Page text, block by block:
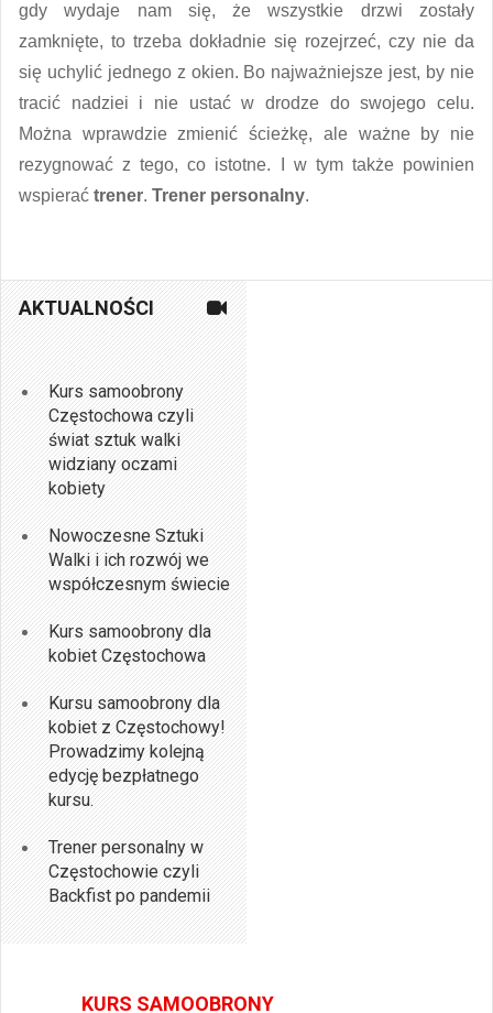
gdy wydaje nam się, że wszystkie drzwi zostały
zamknięte, to trzeba dokładnie się rozejrzeć, czy nie da
się uchylić jednego z okien. Bo najważniejsze jest, by nie
tracić nadziei i nie ustać w drodze do swojego celu.
Można wprawdzie zmienić ścieżkę, ale ważne by nie
rezygnować z tego, co istotne. I w tym także powinien
wspierać trener. Trener personalny.
AKTUALNOŚCI
Kurs samoobrony
Częstochowa czyli
świat sztuk walki
widziany oczami
kobiety
Nowoczesne Sztuki
Walki i ich rozwój we
współczesnym świecie
Kurs samoobrony dla
kobiet Częstochowa
Kursu samoobrony dla
kobiet z Częstochowy!
Prowadzimy kolejną
edycję bezpłatnego
kursu.
Trener personalny w
Częstochowie czyli
Backfist po pandemii
KURS SAMOOBRONY